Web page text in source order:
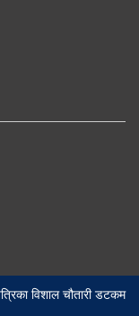
विशाल चौतारी डटकम